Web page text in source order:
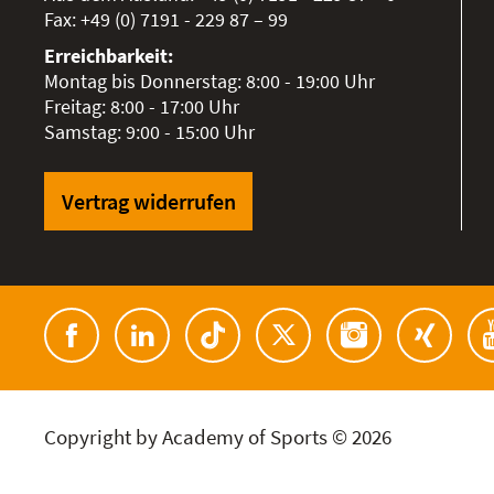
Fax:+49 (0) 7191 - 229 87 – 99
Erreichbarkeit:
Montag bis Donnerstag: 8:00 - 19:00 Uhr
Freitag: 8:00 - 17:00 Uhr
Samstag: 9:00 - 15:00 Uhr
Vertrag widerrufen
Copyright by Academy of Sports © 2026